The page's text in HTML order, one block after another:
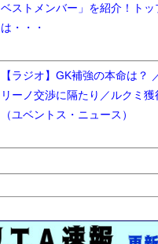
ベストメンバー」を紹介！トッ
は・・・
【ラジオ】GK補強の本命は？
リーノ交渉に隔たり／ルクミ獲
（ユベントス・ニュース）